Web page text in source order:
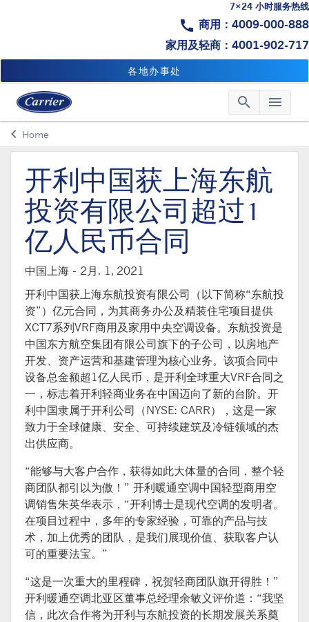
7×24 小时服务热线
call 商用：4009-000-888
家用及轻商：4001-902-717
各地办事处
search menu
keyboard_arrow_leftArrow back
Home
开利中国获上海东航
投资有限公司超过1
亿人民币合同
中国上海 - 2月. 1, 2021
开利中国获上海东航投资有限公司（以下简称“东航投
资”）亿元合同，为其商务办公及精装住宅项目提供
XCT7系列VRF商用及家用中央空调设备。东航投资是
中国东方航空集团有限公司旗下的子公司，以房地产
开发、资产运营和基建管理为核心业务。该项合同中
设备总金额超1亿人民币，是开利全球重大VRF合同之
一，标志着开利轻商业务在中国迈向了新的台阶。开
利中国隶属于开利公司（NYSE: CARR），这是一家
致力于全球健康、安全、可持续建筑及冷链领域的杰
出供应商。
“能够与大客户合作，获得如此大体量的合同，整个轻
商团队都引以为傲！” 开利暖通空调中国轻型商用空
调销售朱英华表示，“开利博士是现代空调的发明者。
在项目过程中，多年的专家经验，可靠的产品与技
术，加上优秀的团队，是我们展现价值、获取客户认
可的重要法宝。”
“这是一次重大的里程碑，祝贺轻商团队旗开得胜！”
开利暖通空调北亚区董事总经理余敏义评价道：“我坚
信，此次合作将为开利与东航投资的长期发展关系奠